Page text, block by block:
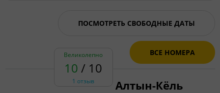
ПОСМОТРЕТЬ СВОБОДНЫЕ ДАТЫ
ВСЕ НОМЕРА
Великолепно
10 / 10
1 отзыв Алтын-Кёль